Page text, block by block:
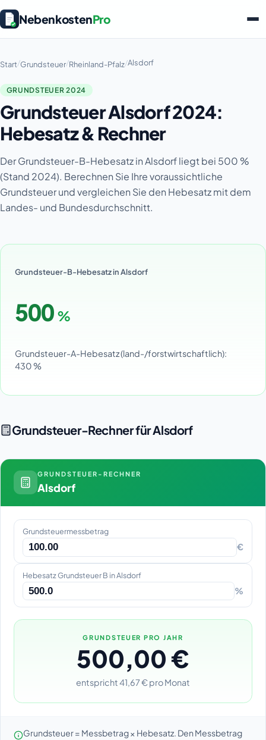
NebenkostenPro
Start/Grundsteuer/Rheinland-Pfalz/Alsdorf
GRUNDSTEUER 2024
Grundsteuer Alsdorf 2024:
Hebesatz & Rechner
Der Grundsteuer-B-Hebesatz in Alsdorf liegt bei 500 %
(Stand 2024). Berechnen Sie Ihre voraussichtliche
Grundsteuer und vergleichen Sie den Hebesatz mit dem
Landes- und Bundesdurchschnitt.
Grundsteuer-B-Hebesatz in Alsdorf
500 %
Grundsteuer-A-Hebesatz (land-/forstwirtschaftlich):
430 %
Grundsteuer-Rechner für Alsdorf
GRUNDSTEUER-RECHNER
Alsdorf
Grundsteuermessbetrag
€
Hebesatz Grundsteuer B in Alsdorf
%
GRUNDSTEUER PRO JAHR
500,00 €
entspricht 41,67 € pro Monat
Grundsteuer = Messbetrag × Hebesatz. Den Messbetrag